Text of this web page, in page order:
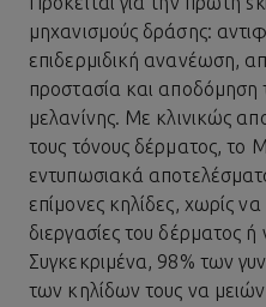
μηχανισμούς δράσης:
επιδερμιδική ανανέωση,
προστασία και
μελανίνης. Με κλινικώς
τους τόνους δέρματος, το
εντυπωσιακά
επίμονες κηλίδες, χωρίς
διεργασίες του δέρματος
Συγκεκριμένα, 98% των
των κηλίδων τους να